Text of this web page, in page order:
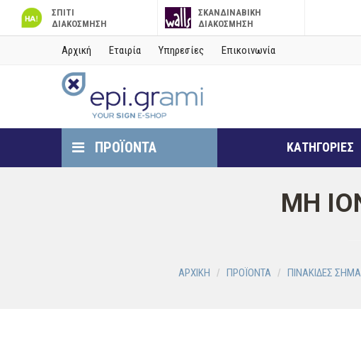
ΣΠΙΤΙ
ΔΙΑΚΟΣΜΗΣΗ
ΣΚΑΝΔΙΝΑΒΙΚΗ
ΔΙΑΚΟΣΜΗΣΗ
Αρχική Εταιρία Υπηρεσίες Επικοινωνία
ΠΡΟΪΟΝΤΑ ΚΑΤΗΓΟΡΙΕΣ
ΜΗ
ΑΡΧΙΚΗ ΠΡΟΪΟΝΤΑ ΠΙΝΑΚΙΔΕΣ